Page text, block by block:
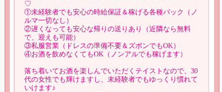
♡
①未経験者でも安心の時給保証＆稼げる各種バック（ノ
ルマ一切なし）
②遅くなっても安心な帰りの送りあり（近隣なら無料
で、迎えも可能）
③私服営業（ドレスの準備不要＆ズボンでもOK）
④お酒を飲めなくてもOK（ノンアルでも稼げます）
落ち着いてお酒を楽しんでいただくテイストなので、30
代の女性でも輝けますし、未経験者でもゆっくり慣れて
いけます♪